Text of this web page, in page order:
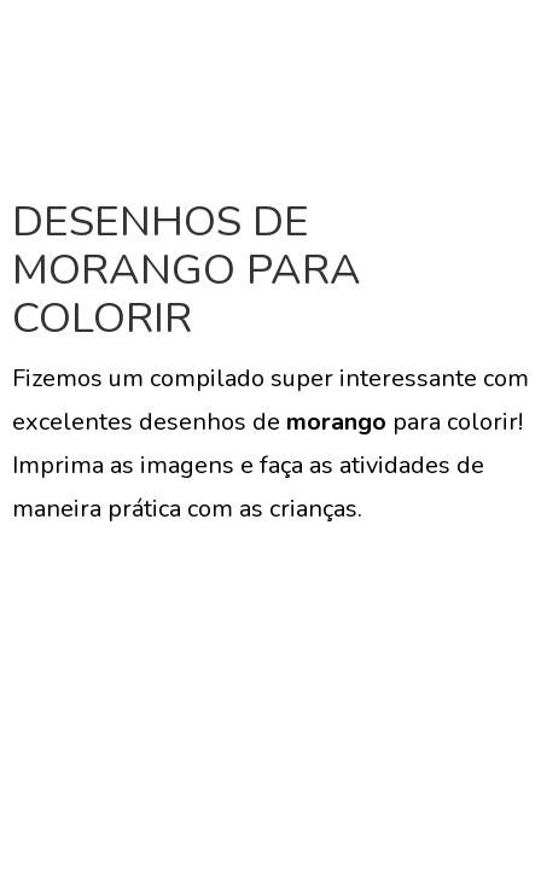
DESENHOS DE
MORANGO PARA
COLORIR
Fizemos um compilado super interessante com
excelentes desenhos de morango para colorir!
Imprima as imagens e faça as atividades de
maneira prática com as crianças.